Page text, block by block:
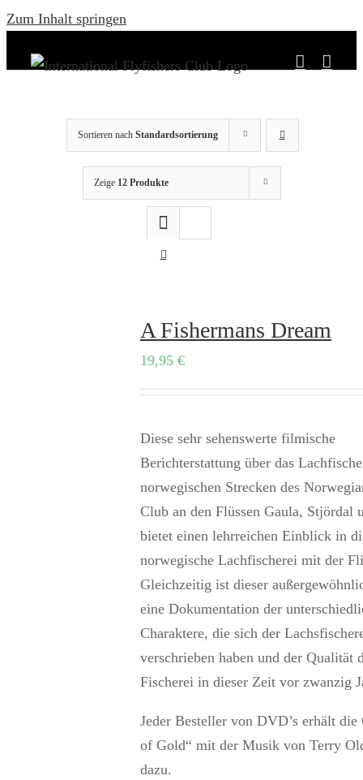
Zum Inhalt springen
Sortieren nach Standardsortierung
Zeige 12 Produkte
A Fishermans Dream
19,95 €
Diese sehr sehenswerte filmische
Berichterstattung über das
norwegischen Strecken des
Club an den Flüssen Gaula, Stjördal
bietet einen lehrreichen Einblick in
norwegische Lachfischerei mit der
Gleichzeitig ist dieser
eine Dokumentation der
Charaktere, die sich der
verschrieben haben und der Qualität
Fischerei in dieser Zeit vor zwanzig
Jeder Besteller von DVD’s erhält
of Gold“ mit der Musik von Terry
dazu.